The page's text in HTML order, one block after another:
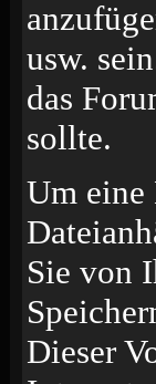
usw.
das
sollte.
Um eine
Sie von
Dieser